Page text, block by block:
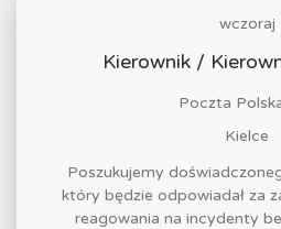
wczoraj
Kierownik /
Poczta
Kielce
Poszukujemy
który będzie odpowiadał za
reagowania na incydenty